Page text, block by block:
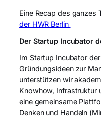
Eine Recap des ganzes
der HWR Berlin
Der Startup Incubator
Im Startup Incubator
Gründungsideen zur
unterstützen wir
Knowhow, Infrastruktur
eine gemeinsame
Denken und Handeln